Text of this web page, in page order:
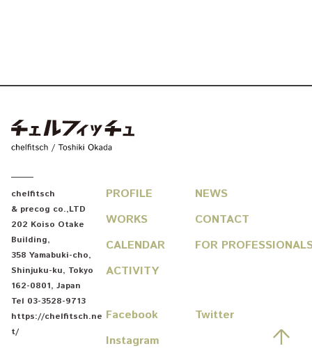
chelfitsch
& precog co.,LTD
202 Koiso Otake
Building,
358 Yamabuki-cho,
Shinjuku-ku, Tokyo
162-0801, Japan
Tel 03-3528-9713
https://chelfitsch.ne
t/
PROFILE
NEWS
WORKS
CONTACT
CALENDAR
FOR
ACTIVITY
Facebook
Twitter
Instagram